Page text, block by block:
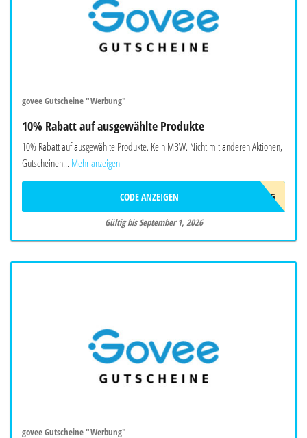
govee Gutscheine "Werbung"
10% Rabatt auf ausgewählte Produkte
10% Rabatt auf ausgewählte Produkte. Kein MBW. Nicht mit anderen Aktionen,
Gutscheinen... Mehr anzeigen
AFF10AUG
CODE ANZEIGEN
Gültig bis September 1, 2026
govee Gutscheine "Werbung"